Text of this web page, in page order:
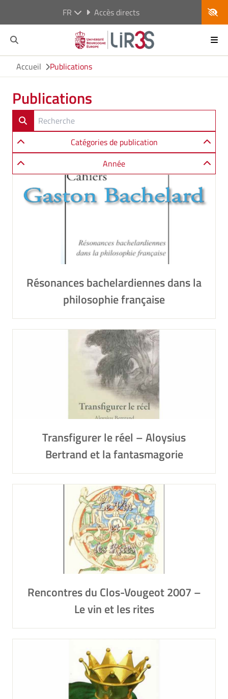
FR Accès directs
Accueil Publications
Publications
Catégories de publication
Année
Résonances bachelardiennes dans la
philosophie française
Transfigurer le réel – Aloysius
Bertrand et la fantasmagorie
Rencontres du Clos-Vougeot 2007 –
Le vin et les rites